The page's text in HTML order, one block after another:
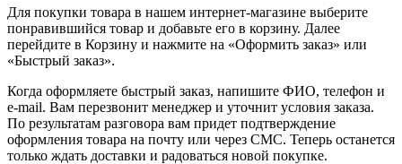
Для покупки товара в нашем интернет-магазине выберите
понравившийся товар и добавьте его в корзину. Далее
перейдите в Корзину и нажмите на «Оформить заказ» или
«Быстрый заказ».
Когда оформляете быстрый заказ, напишите ФИО, телефон и
e-mail. Вам перезвонит менеджер и уточнит условия заказа.
По результатам разговора вам придет подтверждение
оформления товара на почту или через СМС. Теперь останется
только ждать доставки и радоваться новой покупке.